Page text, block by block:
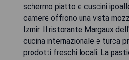
schermo piatto e cuscini
camere offrono una vista
Izmir. Il ristorante Margaux
cucina internazionale e turca
prodotti freschi locali. La